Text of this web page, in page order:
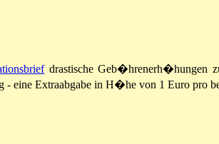
drastische Geb�hrenerh�hungen
eine Extraabgabe in H�he von 1 Euro pro